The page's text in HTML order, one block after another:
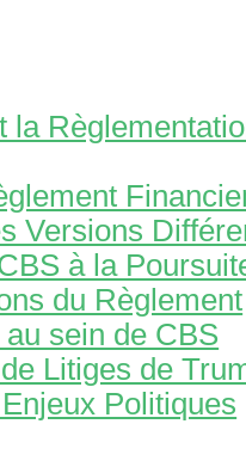
la
Versions
à la
du Règlement
sein de CBS
Litiges de
Politiques